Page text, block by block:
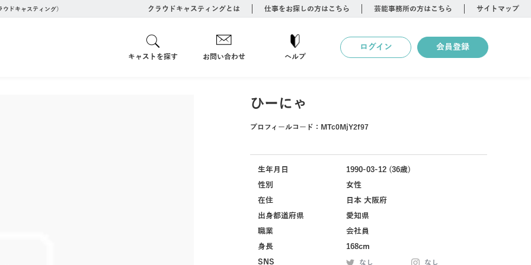
ドキャスティング） クラウドキャスティングとは 仕事をお探しの方はこちら 芸能事務所の方はこちら サイトマップ
キャストを探す お問い合わせ ヘルプ
ログイン 会員登録
ひーにゃ
プロフィールコード： MTc0MjY2f97
生年月日
1990-03-12 (36歳)
性別
女性
在住
日本 大阪府
出身都道府県
愛知県
職業
会社員
身長
168cm
SNS
なし なし